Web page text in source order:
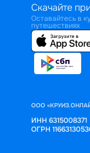
Скачайте
Оставайтесь в
путешествиях
ООО
ИНН 6315008371
ОГРН